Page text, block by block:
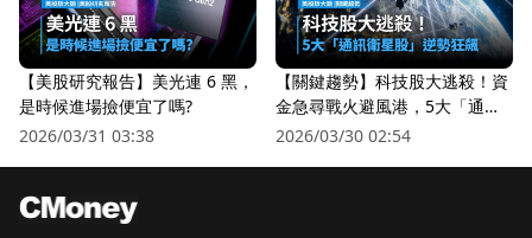
【美股研究報告】美光連 6 黑，
是時候進場撿便宜了嗎?
2026/03/31 03:38
【關鍵趨勢】科技股大逃殺！資
金急尋戰火避風港，5大「通訊
衛星股」逆勢狂飆
2026/03/30 02:54